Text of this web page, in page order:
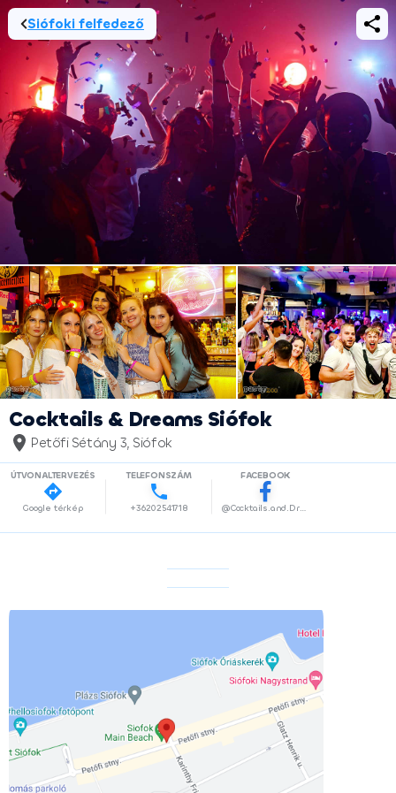
Siófoki felfedező
Cocktails & Dreams Siófok
Petőfi Sétány 3, Siófok
ÚTVONALTERVEZÉS
Google térkép
TELEFONSZÁM
+36202541718
FACEBOOK
@Cocktails.and.Dreams.Siofok?locale=hu_HU